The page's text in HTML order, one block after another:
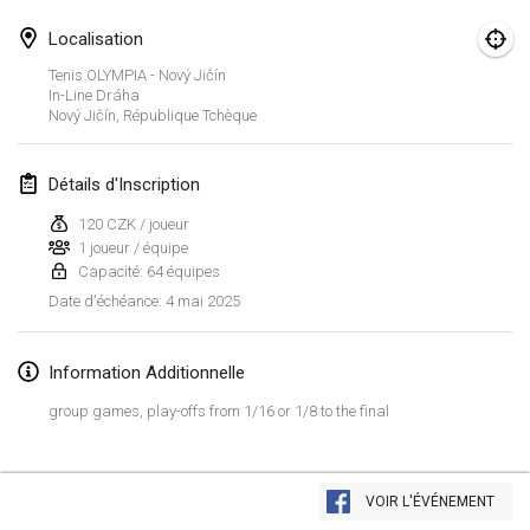
Afficher la liste
Localisation
Tenis OLYMPIA - Nový Jičín
In-Line Dráha
Nový Jičín République Tchèque
Détails d'Inscription
120 CZK / joueur
1 joueur / équipe
Capacité: 64 équipes
Date d'échéance: 4 mai 2025
Information Additionnelle
group games, play-offs from 1/16 or 1/8 to the final
VOIR L'ÉVÉNEMENT
février 2025
US Mölkky Winter
7 févr. 2025|États-Unis
8 févr. 2025|France
Indoor de la CASAS
SM HalliMölkky - Finnish Championship
15 févr. 2025 Finlande
République tchèque